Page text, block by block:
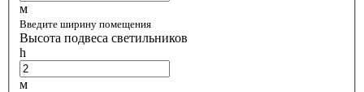
м
Введите ширину помещения
Высота подвеса светильников
h
м